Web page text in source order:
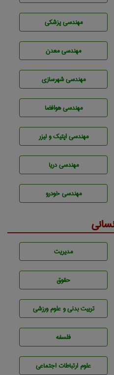
مهندسی پزشکی
مهندسی معدن
مهندسی شهرسازی
مهندسی هوافضا
مهندسی اپتیک و لیزر
مهندسی دریا
مهندسی خودرو
مديريت
حقوق
تربيت بدنی و علوم ورزشی
فلسفه
علوم ارتباطات اجتماعی